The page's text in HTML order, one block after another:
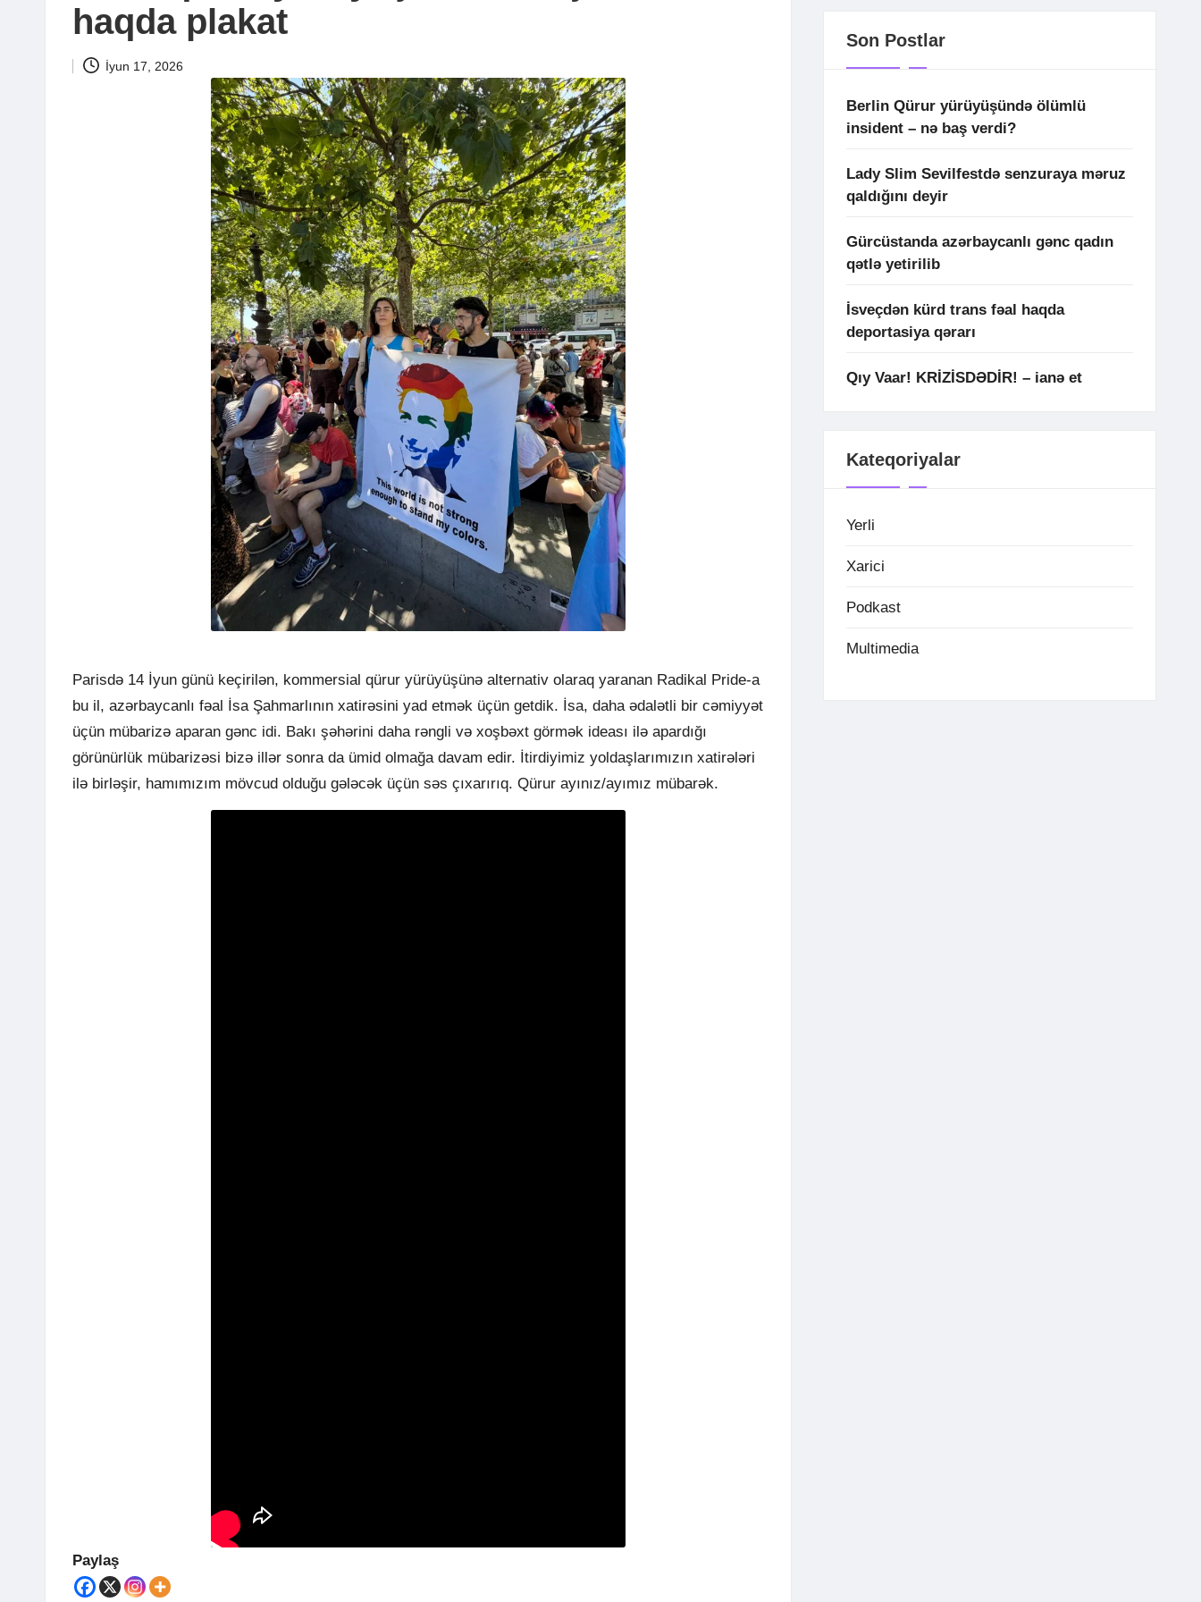
haqda plakat
İyun 17, 2026
Parisdə 14 İyun günü keçirilən, kommersial qürur yürüyüşünə alternativ olaraq yaranan Radikal Pride-a
bu il, azərbaycanlı fəal İsa Şahmarlının xatirəsini yad etmək üçün getdik. İsa, daha ədalətli bir cəmiyyət
üçün mübarizə aparan gənc idi. Bakı şəhərini daha rəngli və xoşbəxt görmək ideası ilə apardığı
görünürlük mübarizəsi bizə illər sonra da ümid olmağa davam edir. İtirdiyimiz yoldaşlarımızın xatirələri
ilə birləşir, hamımızım mövcud olduğu gələcək üçün səs çıxarırıq. Qürur ayınız/ayımız mübarək.
Paylaş
Son Postlar
Berlin Qürur yürüyüşündə ölümlü
insident – nə baş verdi?
Lady Slim Sevilfestdə senzuraya məruz
qaldığını deyir
Gürcüstanda azərbaycanlı gənc qadın
qətlə yetirilib
İsveçdən kürd trans fəal haqda
deportasiya qərarı
Qıy Vaar! KRİZİSDƏDİR! – ianə et
Kateqoriyalar
Yerli
Xarici
Podkast
Multimedia